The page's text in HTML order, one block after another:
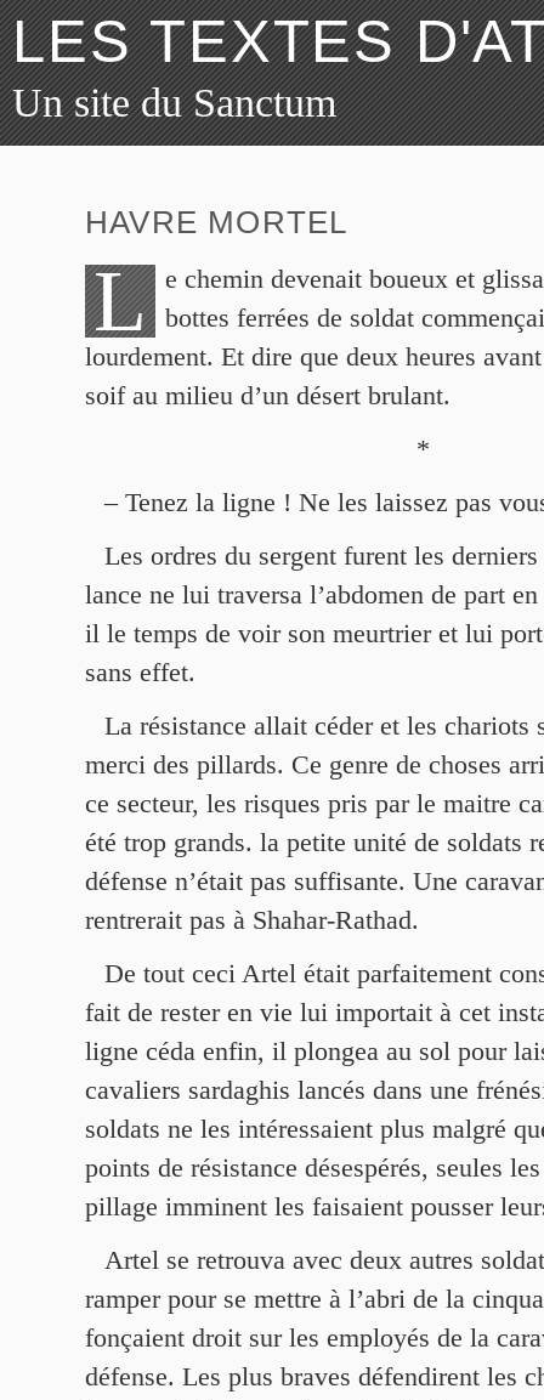
LES TEXTES
Un site du Sanctum
HAVRE MORTEL
L
e chemin devenait boueux et
bottes ferrées de soldat
lourdement. Et dire que deux heures
soif au milieu d’un désert brulant.
*
– Tenez la ligne ! Ne les laissez pas
Les ordres du sergent furent les derniers
lance ne lui traversa l’abdomen de part
il le temps de voir son meurtrier et lui
sans effet.
La résistance allait céder et les chariots
merci des pillards. Ce genre de choses
ce secteur, les risques pris par le maitre
été trop grands. la petite unité de soldats
défense n’était pas suffisante. Une
rentrerait pas à Shahar-Rathad.
De tout ceci Artel était parfaitement
fait de rester en vie lui importait à cet
ligne céda enfin, il plongea au sol pour
cavaliers sardaghis lancés dans une
soldats ne les intéressaient plus malgré
points de résistance désespérés, seules
pillage imminent les faisaient pousser
Artel se retrouva avec deux autres
ramper pour se mettre à l’abri de la
fonçaient droit sur les employés de la
défense. Les plus braves défendirent les